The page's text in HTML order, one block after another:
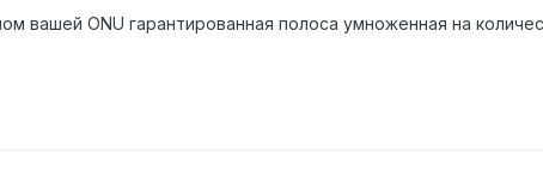
вашей ONU гарантированная полоса умноженная на